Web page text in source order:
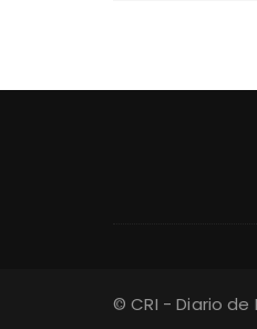
© CRI - Diario